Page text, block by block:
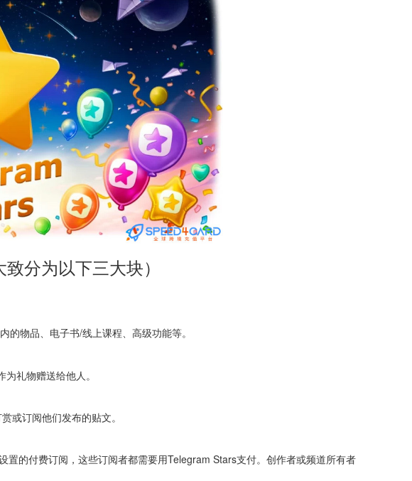
分为以下三大块）
物品、电子书/线上课程、高级功能等。
礼物赠送给他人。
订阅他们发布的贴文。
的付费订阅，这些订阅者都需要用Telegram Stars支付。创作者或频道所有者